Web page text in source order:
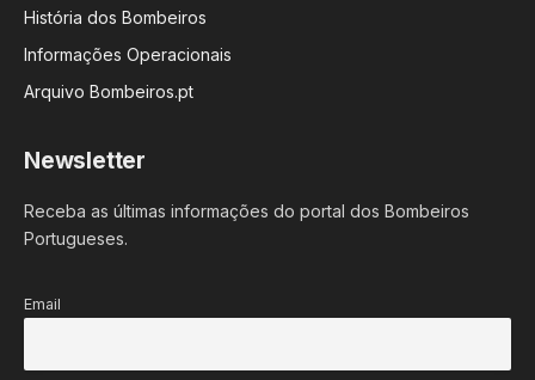
História dos Bombeiros
Informações Operacionais
Arquivo Bombeiros.pt
Newsletter
Receba as últimas informações do portal dos Bombeiros
Portugueses.
Email